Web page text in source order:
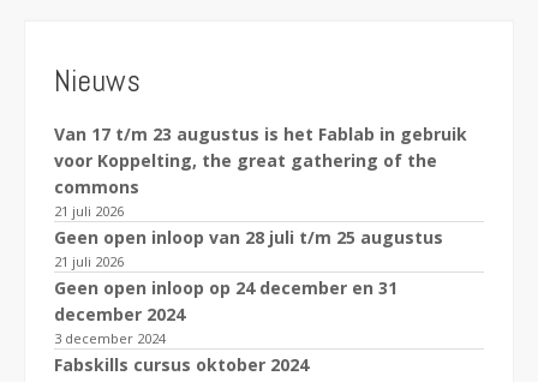
Nieuws
Van 17 t/m 23 augustus is het Fablab in gebruik
voor Koppelting, the great gathering of the
commons
21 juli 2026
Geen open inloop van 28 juli t/m 25 augustus
21 juli 2026
Geen open inloop op 24 december en 31
december 2024
3 december 2024
Fabskills cursus oktober 2024